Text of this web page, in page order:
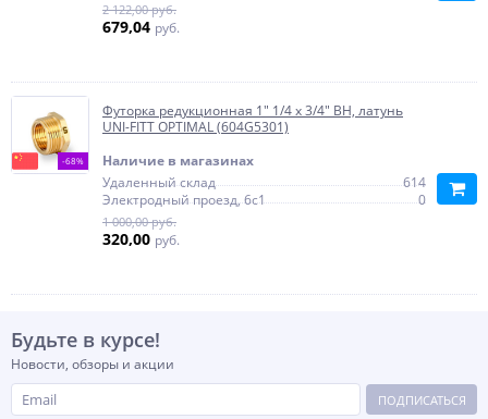
2 122,00 руб.
679,04 руб.
-68%
Футорка редукционная 1" 1/4 х 3/4" ВН, латунь
UNI-FITT OPTIMAL (604G5301)
Наличие в магазинах
Удаленный склад
614
Электродный проезд, 6с1
0
1 000,00 руб.
320,00 руб.
Будьте в курсе!
Новости, обзоры и акции
ПОДПИСАТЬСЯ